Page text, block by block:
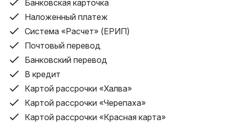
______
Комплектация:
Насадки для смешивания - 1
Насадка для теста - 1
Насадка-венчик - 1
Защитная крышка на чашу
Полная комплектация:
комбайн, чаша, двойной венчик, двойная насадка для
замешивания теста, двойная насадка для
смешивания, крышка на чашу
Банковская карточка
Наложенный платеж
Система «Расчет» (ЕРИП)
Почтовый перевод
Банковский перевод
В кредит
Картой рассрочки «Халва»
Картой рассрочки «Черепаха»
Картой рассрочки «Красная карта»